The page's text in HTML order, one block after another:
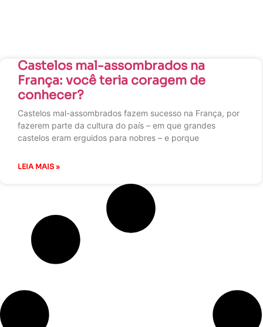
Castelos mal-assombrados na
França: você teria coragem de
conhecer?
Castelos mal-assombrados fazem sucesso na França, por
fazerem parte da cultura do país – em que grandes
castelos eram erguidos para nobres – e porque
LEIA MAIS »